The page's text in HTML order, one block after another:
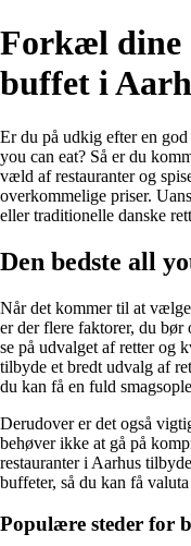
Forkæl dine
buffet i
Er du på udkig efter en
you can eat? Så er du
væld af restauranter og
overkommelige priser.
eller traditionelle danske
Den bedste all
Når det kommer til at
er der flere faktorer, du bør
se på udvalget af retter og
tilbyde et bredt udvalg af
du kan få en fuld
Derudover er det også
behøver ikke at gå på
restauranter i Aarhus
buffeter, så du kan få
Populære steder for